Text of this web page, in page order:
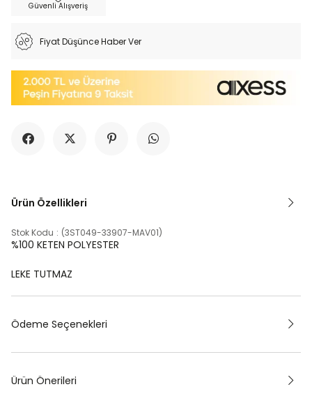
Güvenli Alışveriş
Fiyat Düşünce Haber Ver
Ürün Özellikleri
Stok Kodu (3ST049-33907-MAV01)
%100 KETEN POLYESTER
LEKE TUTMAZ
Ödeme Seçenekleri
Ürün Önerileri